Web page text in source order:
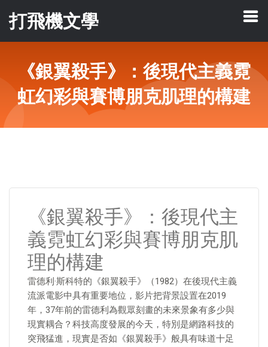
打飛機文學
《銀翼殺手》：後現代主義霓
虹幻彩與賽博朋克肌理的構建
《銀翼殺手》：後現代主
義霓虹幻彩與賽博朋克肌
理的構建
雷德利·斯科特的《銀翼殺手》（1982）在後現代主義
流派電影中具有重要地位，影片把背景設置在2019
年，37年前的雷德利為觀眾刻畫的未來景象有多少與
現實耦合？科技高度發展的今天，特別是網路科技的
突飛猛進，現實是否如《銀翼殺手》般具有味道十足